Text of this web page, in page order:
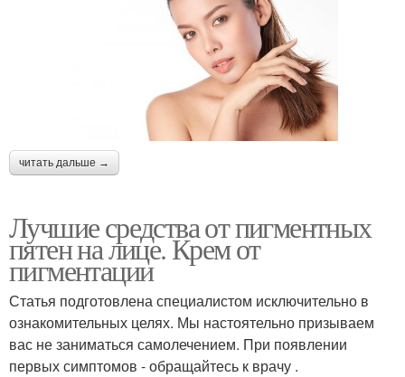
читать дальше →
Лучшие средства от пигментных
пятен на лице. Крем от
пигментации
Статья подготовлена специалистом исключительно в
ознакомительных целях. Мы настоятельно призываем
вас не заниматься самолечением. При появлении
первых симптомов - обращайтесь к врачу .